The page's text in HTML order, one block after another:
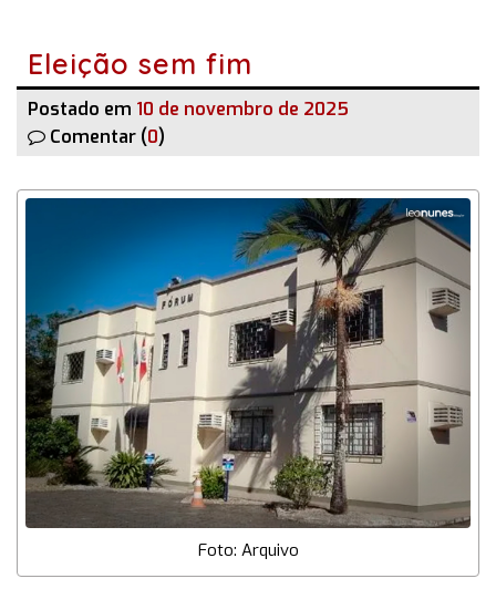
Eleição sem fim
Postado em 10 de novembro de 2025
Comentar (0)
Foto: Arquivo